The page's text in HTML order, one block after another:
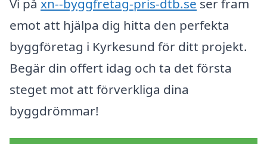
Vi på xn--byggfretag-pris-dtb.se ser fram
emot att hjälpa dig hitta den perfekta
byggföretag i Kyrkesund för ditt projekt.
Begär din offert idag och ta det första
steget mot att förverkliga dina
byggdrömmar!